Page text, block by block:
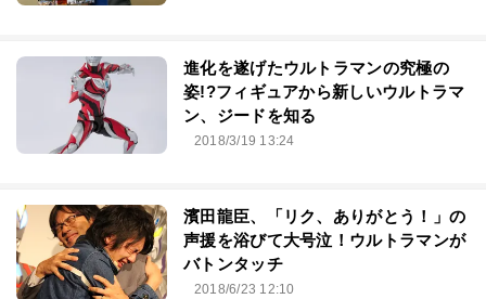
進化を遂げたウルトラマンの究極の
姿!?フィギュアから新しいウルトラマ
ン、ジードを知る
2018/3/19 13:24
濱田龍臣、「リク、ありがとう！」の
声援を浴びて大号泣！ウルトラマンが
バトンタッチ
2018/6/23 12:10